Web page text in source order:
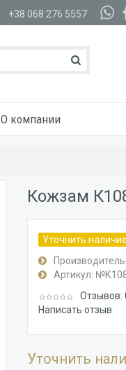
+38 068 276 5557
О компании
Кожзам
Уточнить наличие
Производитель:
Артикул:
Отзывов:
Написать отзыв
Уточнить